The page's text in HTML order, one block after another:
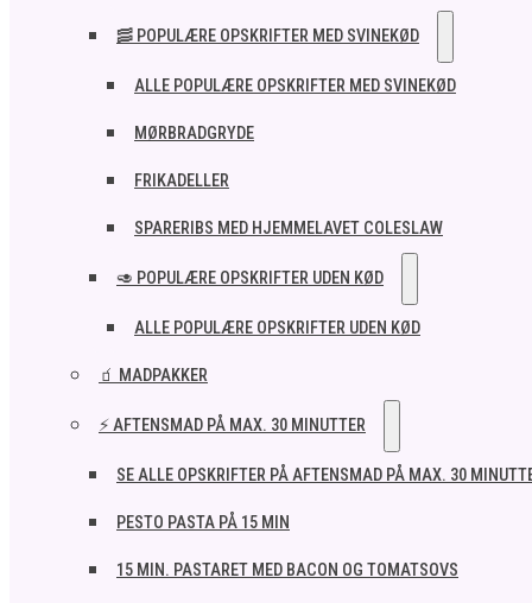
🥓 POPULÆRE OPSKRIFTER MED SVINEKØD
ALLE POPULÆRE OPSKRIFTER MED SVINEKØD
MØRBRADGRYDE
FRIKADELLER
SPARERIBS MED HJEMMELAVET COLESLAW
🥑 POPULÆRE OPSKRIFTER UDEN KØD
ALLE POPULÆRE OPSKRIFTER UDEN KØD
🧃 MADPAKKER
⚡ AFTENSMAD PÅ MAX. 30 MINUTTER
SE ALLE OPSKRIFTER PÅ AFTENSMAD PÅ MAX. 30
PESTO PASTA PÅ 15 MIN
15 MIN. PASTARET MED BACON OG TOMATSOVS